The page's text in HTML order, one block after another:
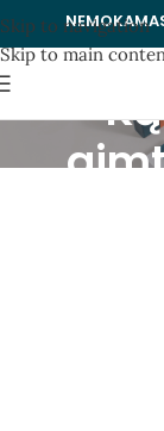
Skip to navigation
Skip to main